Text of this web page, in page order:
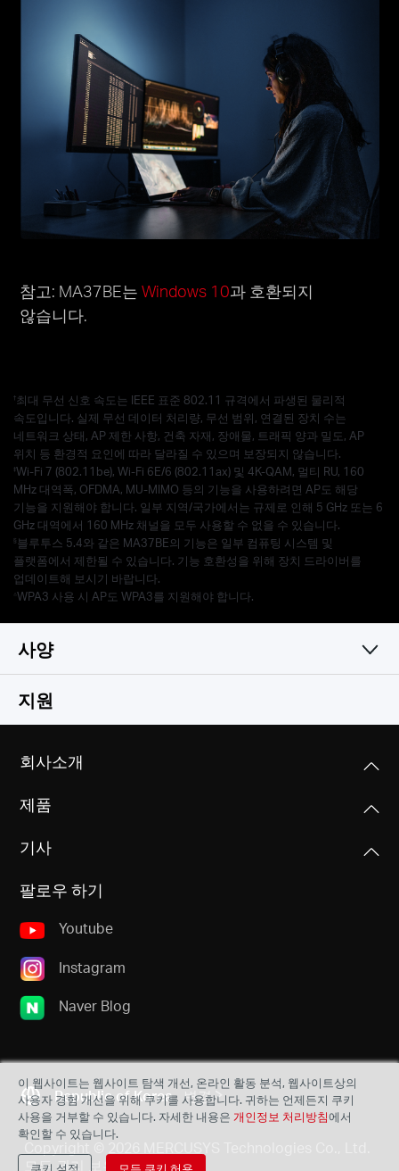
참고: MA37BE는Windows 10과 호환되지
않습니다.
†최대 무선 신호 속도는 IEEE 표준 802.11 규격에서 파생된 물리적
속도입니다. 실제 무선 데이터 처리량, 무선 범위, 연결된 장치 수는
네트워크 상태, AP 제한 사항, 건축 자재, 장애물, 트래픽 양과 밀도, AP
위치 등 환경적 요인에 따라 달라질 수 있으며 보장되지 않습니다.
‡Wi-Fi 7 (802.11be), Wi-Fi 6E/6 (802.11ax) 및 4K-QAM, 멀티 RU, 160
MHz 대역폭, OFDMA, MU-MIMO 등의 기능을 사용하려면 AP도 해당
기능을 지원해야 합니다. 일부 지역/국가에서는 규제로 인해 5 GHz 또는 6
GHz 대역에서 160 MHz 채널을 모두 사용할 수 없을 수 있습니다.
§ 블루투스 5.4와 같은 MA37BE의 기능은 일부 컴퓨팅 시스템 및
플랫폼에서 제한될 수 있습니다. 기능 호환성을 위해 장치 드라이버를
업데이트해 보시기 바랍니다.
WPA3 사용 시 AP도 WPA3를 지원해야 합니다.
사양
무선
IEEE 802.11 a/n/ac/ax/be 6 GHz
IEEE 802.11 b/g/n/ax/be 2.4 GHz
신호 전송률
2882 Mbps (6 GHz)
2882 Mbps (5 GHz)
688 Mbps (2.4 GHz)
수신 감도
6 GHz:
11ax HE160 MCS0:-86 dBm
5 GHz:
11ax HE80 MCS0: -90 dBm
11ax HE80 MCS11: -59 dBm
11a 54Mbps: -77 dBm
11ac VHT80 MCS0: -92dBm
228 × 120.8 × 21.5 mm (9.0 × 4.8 × 0.85 in )
안테나 타입
2× 고성능 무지향성 안테나 (고정형)
기타
BE6500 Wi-Fi 7 블루투스 5.4 PCIe 랜카드 (MA37BE)
빠른 설치 가이드
환경
작동 습도: 10% ~ 90% 이슬 맺힘이 없는 상태
시스템 요구사항
Windows 11(64-bit)과 호환
지원
회사소개
제품
기사
팔로우 하기
Youtube
Instagram
Naver Blog
Republic of Korea 변경
모든 권리 보유.
이 웹사이트는 웹사이트 탐색 개선, 온라인 활동 분석, 웹사이트상의
사용자 경험 개선을 위해 쿠키를 사용합니다. 귀하는 언제든지 쿠키
사용을 거부할 수 있습니다. 자세한 내용은 개인정보 처리방침에서
확인할 수 있습니다.